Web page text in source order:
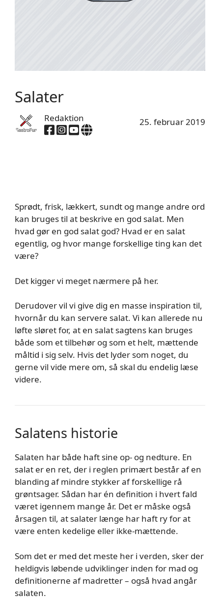
Salater
Redaktion 25. februar 2019
Sprødt, frisk, lækkert, sundt og mange andre ord
kan bruges til at beskrive en god salat. Men
hvad gør en god salat god? Hvad er en salat
egentlig, og hvor mange forskellige ting kan det
være?
Det kigger vi meget nærmere på her.
Derudover vil vi give dig en masse inspiration til,
hvornår du kan servere salat. Vi kan allerede nu
løfte sløret for, at en salat sagtens kan bruges
både som et tilbehør og som et helt, mættende
måltid i sig selv. Hvis det lyder som noget, du
gerne vil vide mere om, så skal du endelig læse
videre.
Salatens historie
Salaten har både haft sine op- og nedture. En
salat er en ret, der i reglen primært består af en
blanding af mindre stykker af forskellige rå
grøntsager. Sådan har én definition i hvert fald
været igennem mange år. Det er måske også
årsagen til, at salater længe har haft ry for at
være enten kedelige eller ikke-mættende.
Som det er med det meste her i verden, sker der
heldigvis løbende udviklinger inden for mad og
definitionerne af madretter – også hvad angår
salaten.